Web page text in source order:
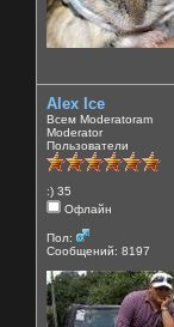
Alex Ice
Всем Moderatoram
Moderator
Пользователи
:) 35
Офлайн
Пол:
Сообщений: 8197